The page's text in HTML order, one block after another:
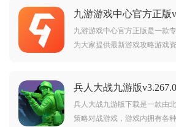
九游游戏中心官方正版
九游游戏中心官方正版是一款
为大家提供最新游戏攻略游戏
好的在这个软件中找到，大家
够有更好地寻找到游戏的乐趣
的投喂升级，
兵人大战九游版
兵人大战九游版下载是一款由
策略对战游戏，游戏内拥有各